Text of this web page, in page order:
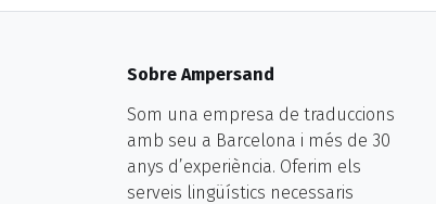
Sobre Ampersand
Som una empresa de traduccions
amb seu a Barcelona i més de 30
anys d’experiència. Oferim els
serveis lingüístics necessaris